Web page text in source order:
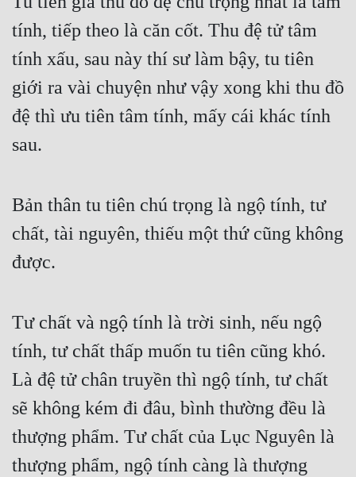
tính, tiếp theo là căn cốt. Thu đệ tử tâm
tính xấu, sau này thí sư làm bậy, tu tiên
giới ra vài chuyện như vậy xong khi thu đồ
đệ thì ưu tiên tâm tính, mấy cái khác tính
sau.
Bản thân tu tiên chú trọng là ngộ tính, tư
chất, tài nguyên, thiếu một thứ cũng không
được.
Tư chất và ngộ tính là trời sinh, nếu ngộ
tính, tư chất thấp muốn tu tiên cũng khó.
Là đệ tử chân truyền thì ngộ tính, tư chất
sẽ không kém đi đâu, bình thường đều là
thượng phẩm. Tư chất của Lục Nguyên là
thượng phẩm, ngộ tính càng là thượng